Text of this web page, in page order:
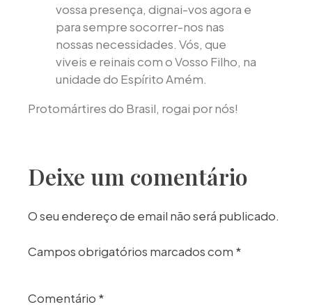
vossa presença, dignai-vos agora e
para sempre socorrer-nos nas
nossas necessidades. Vós, que
viveis e reinais com o Vosso Filho, na
unidade do Espírito Amém.
Protomártires do Brasil, rogai por nós!
Deixe um comentário
O seu endereço de email não será publicado.
Campos obrigatórios marcados com *
Comentário *